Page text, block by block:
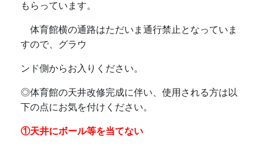
もらっています。
体育館横の通路はただいま通行禁止となっていま
すので、グラウ
ンド側からお入りください。
◎体育館の天井改修完成に伴い、使用される方は以
下の点にお気を付けください。
①天井にボール等を当てない